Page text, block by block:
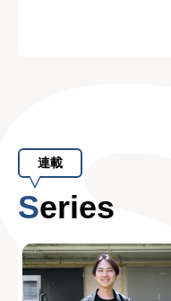
連載
Series